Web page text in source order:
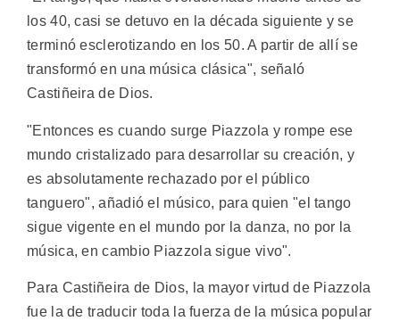
los 40, casi se detuvo en la década siguiente y se
terminó esclerotizando en los 50. A partir de allí se
transformó en una música clásica", señaló
Castiñeira de Dios.
"Entonces es cuando surge Piazzola y rompe ese
mundo cristalizado para desarrollar su creación, y
es absolutamente rechazado por el público
tanguero", añadió el músico, para quien "el tango
sigue vigente en el mundo por la danza, no por la
música, en cambio Piazzola sigue vivo".
Para Castiñeira de Dios, la mayor virtud de Piazzola
fue la de traducir toda la fuerza de la música popular